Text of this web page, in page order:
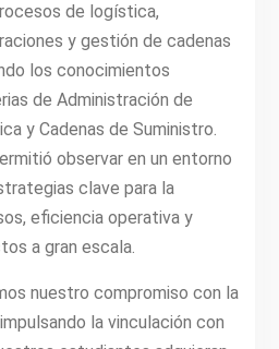
de logística,
y gestión de cadenas
los conocimientos
de Administración de
y Cadenas de Suministro.
observar en un entorno
clave para la
eficiencia operativa y
a gran escala.
nuestro compromiso con la
la vinculación con